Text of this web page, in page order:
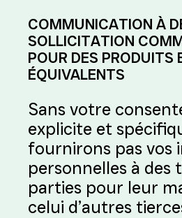
COMMUNICATION À
SOLLICITATION
POUR DES PRODUITS
ÉQUIVALENTS
Sans votre
explicite et
fournirons pas vos
personnelles à des
parties pour leur
celui d’autres